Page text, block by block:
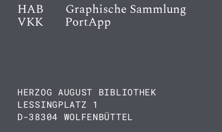
HAB Graphische Sammlung
VKK PortApp
HERZOG AUGUST BIBLIOTHEK
LESSINGPLATZ 1
D-38304 WOLFENBÜTTEL